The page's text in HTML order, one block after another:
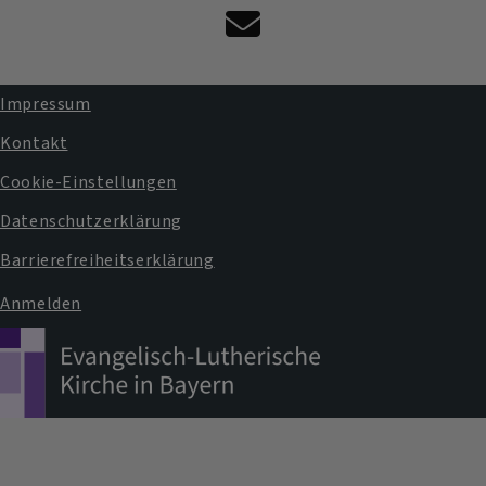
Kontaktformular
Fußbereichsmenü
Impressum
Kontakt
Cookie-Einstellungen
Datenschutzerklärung
Barrierefreiheitserklärung
Benutzermenü
Anmelden